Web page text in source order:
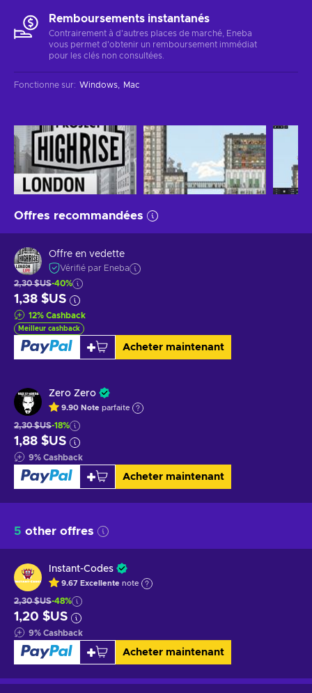
Remboursements instantanés
Contrairement à d'autres places de marché, Eneba
vous permet d'obtenir un remboursement immédiat
pour les clés non consultées.
Fonctionne sur: Windows Mac
Offres recommandées
Offre en vedette
Vérifié par Eneba
2,30 $US-40%
1,38 $US
12% Cashback
Meilleur cashback
Acheter maintenant
Zero Zero
9.90 Note parfaite
2,30 $US-18%
1,88 $US
9% Cashback
Acheter maintenant
5 other offres
Instant-Codes
9.67 Excellente note
2,30 $US-48%
1,20 $US
9% Cashback
Acheter maintenant